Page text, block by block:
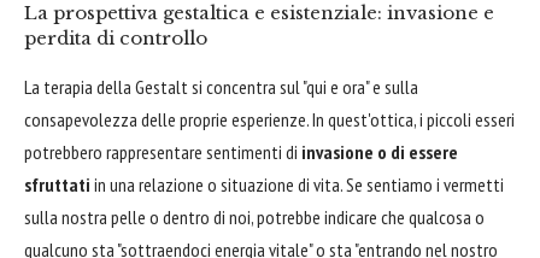
La prospettiva gestaltica e esistenziale: invasione e
perdita di controllo
La terapia della Gestalt si concentra sul "qui e ora" e sulla
consapevolezza delle proprie esperienze. In quest'ottica, i piccoli esseri
potrebbero rappresentare sentimenti di invasione o di essere
sfruttati in una relazione o situazione di vita. Se sentiamo i vermetti
sulla nostra pelle o dentro di noi, potrebbe indicare che qualcosa o
qualcuno sta "sottraendoci energia vitale" o sta "entrando nel nostro